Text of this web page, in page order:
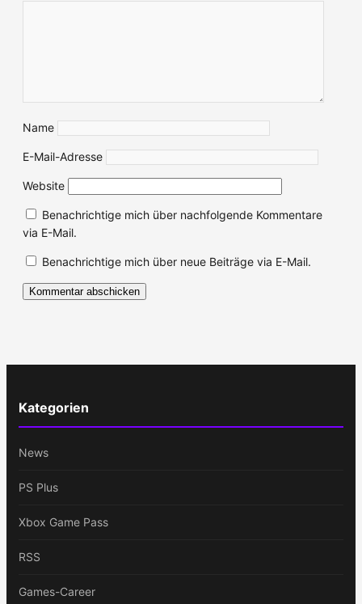
Name
E-Mail-Adresse
Website
Benachrichtige mich über nachfolgende Kommentare
via E-Mail.
Benachrichtige mich über neue Beiträge via E-Mail.
Kategorien
News
PS Plus
Xbox Game Pass
RSS
Games-Career